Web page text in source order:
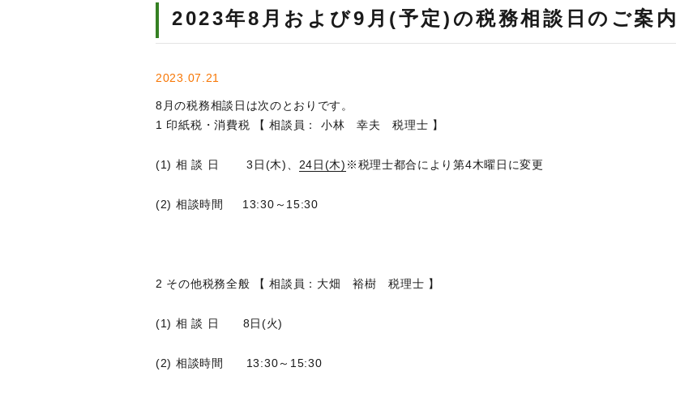
2023年8月および9月(予定)の税務相談日のご案内
2023.07.21
8月の税務相談日は次のとおりです。
1 印紙税・消費税 【 相談員： 小林 幸夫 税理士 】
(1) 相 談 日 3日(木)、 24日(木) ※税理士都合により第4木曜日に変更
(2) 相談時間 13:30～15:30
2 その他税務全般 【 相談員：大畑 裕樹 税理士 】
(1) 相 談 日 8日(火)
(2) 相談時間 13:30～15:30